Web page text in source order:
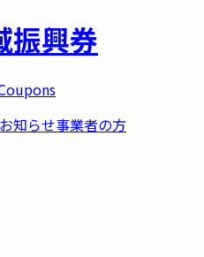
振興券
お知らせ事業者の方